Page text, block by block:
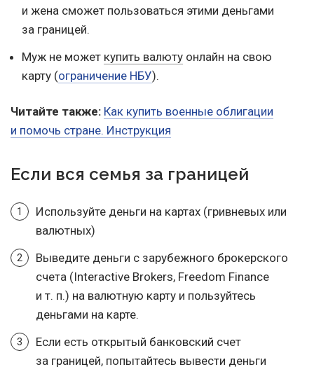
и жена сможет пользоваться этими деньгами
за границей.
Муж не может купить валюту онлайн на свою
карту (ограничение НБУ).
Читайте также: Как купить военные облигации
и помочь стране. Инструкция
Если вся семья за границей
Используйте деньги на картах (гривневых или
валютных)
Выведите деньги с зарубежного брокерского
счета (Interactive Brokers, Freedom Finance
и т. п.) на валютную карту и пользуйтесь
деньгами на карте.
Если есть открытый банковский счет
за границей, попытайтесь вывести деньги